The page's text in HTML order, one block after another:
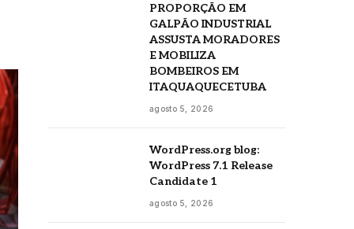
PROPORÇÃO EM
GALPÃO INDUSTRIAL
ASSUSTA MORADORES
E MOBILIZA
BOMBEIROS EM
ITAQUAQUECETUBA
agosto 5, 2026
WordPress.org blog:
WordPress 7.1 Release
Candidate 1
agosto 5, 2026